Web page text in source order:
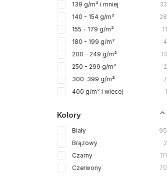
139 g/m² i mniej
33
140 - 154 g/m²
28
155 - 179 g/m²
11
180 - 199 g/m²
4
200 - 249 g/m²
13
250 - 299 g/m²
2
300-399 g/m²
7
400 g/m² i wiecej
1
Kolory
Biały
95
Brązowy
2
Czarny
111
Czerwony
70